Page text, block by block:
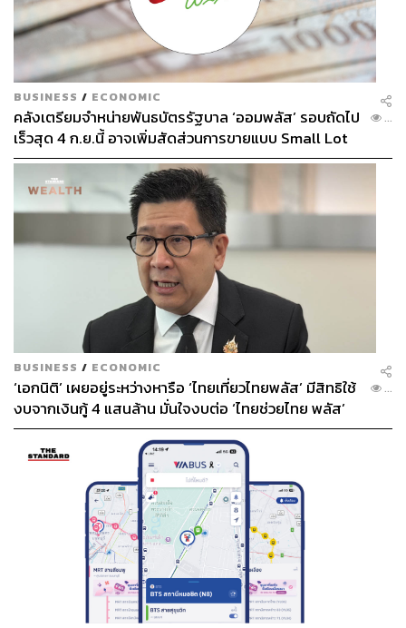
BUSINESS / ECONOMIC
คลังเตรียมจำหน่ายพันธบัตรรัฐบาล ‘ออมพลัส’ รอบถัดไป
เร็วสุด 4 ก.ย.นี้ อาจเพิ่มสัดส่วนการขายแบบ Small Lot
First มากขึ้น
...
BUSINESS / ECONOMIC
‘เอกนิติ’ เผยอยู่ระหว่างหารือ ‘ไทยเที่ยวไทยพลัส’ มีสิทธิใช้
งบจากเงินกู้ 4 แสนล้าน มั่นใจงบต่อ ‘ไทยช่วยไทย พลัส’
เฟส 2 มีเพียงพอ
...